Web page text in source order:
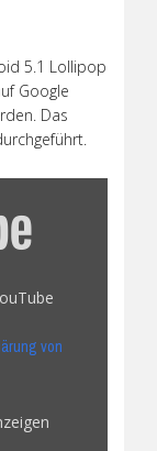
5.1 Lollipop
Google
Das
von